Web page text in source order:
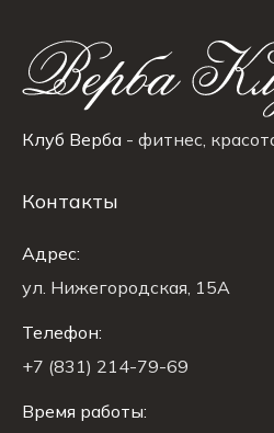
Клуб Верба - фитнес,
Контакты
Адрес:
ул. Нижегородская, 15A
Телефон:
+7 (831) 214-79-69
Время работы: